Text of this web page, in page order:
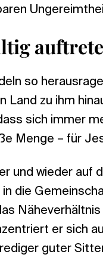
so
Land zu ihm
sich immer
Menge – für
und wieder auf
in die
er sich
guter